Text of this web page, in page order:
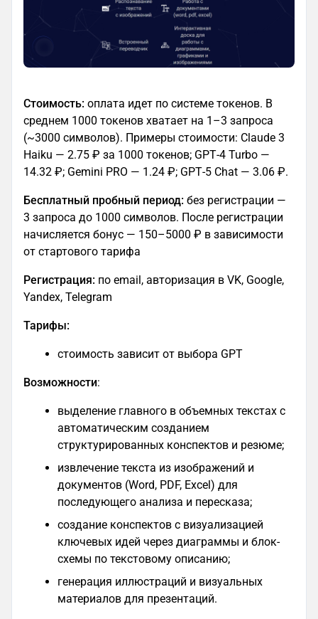
Стоимость: оплата идет по системе токенов. В
среднем 1000 токенов хватает на 1–3 запроса
(~3000 символов). Примеры стоимости: Claude 3
Haiku — 2.75 ₽ за 1000 токенов; GPT‑4 Turbo —
14.32 ₽; Gemini PRO — 1.24 ₽; GPT‑5 Chat — 3.06 ₽.
Бесплатный пробный период: без регистрации —
3 запроса до 1000 символов. После регистрации
начисляется бонус — 150–5000 ₽ в зависимости
от стартового тарифа
Регистрация: по email, авторизация в VK, Google,
Yandex, Telegram
Тарифы:
стоимость зависит от выбора GPT
Возможности:
выделение главного в объемных текстах с
автоматическим созданием
структурированных конспектов и резюме;
извлечение текста из изображений и
документов (Word, PDF, Excel) для
последующего анализа и пересказа​;
создание конспектов с визуализацией
ключевых идей через диаграммы и блок-
схемы по текстовому описанию​;
генерация иллюстраций и визуальных
материалов для презентаций.